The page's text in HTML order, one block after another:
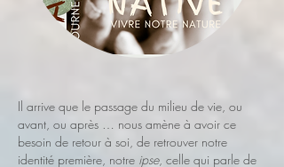
Il arrive que le passage du milieu de vie, ou
avant, ou après … nous amène à avoir ce
besoin de retour à soi, de retrouver notre
identité première, notre ipse, celle qui parle de